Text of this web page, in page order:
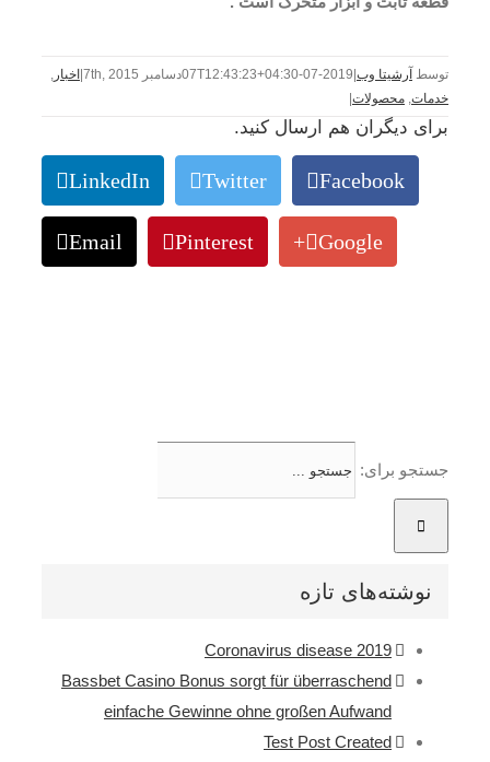
توسط آرشیتا وب 2019-07-07T12:43:23+04:30 دسامبر 7th, 2015 اخبار ,
خدمات, محصولات
برای دیگران هم ارسال کنید.
Facebook
Twitter
LinkedIn
Google+
Pinterest
Email
جستجو برای:
نوشته‌های تازه
Coronavirus disease 2019
Bassbet Casino Bonus sorgt für überraschend
einfache Gewinne ohne großen Aufwand
Test Post Created